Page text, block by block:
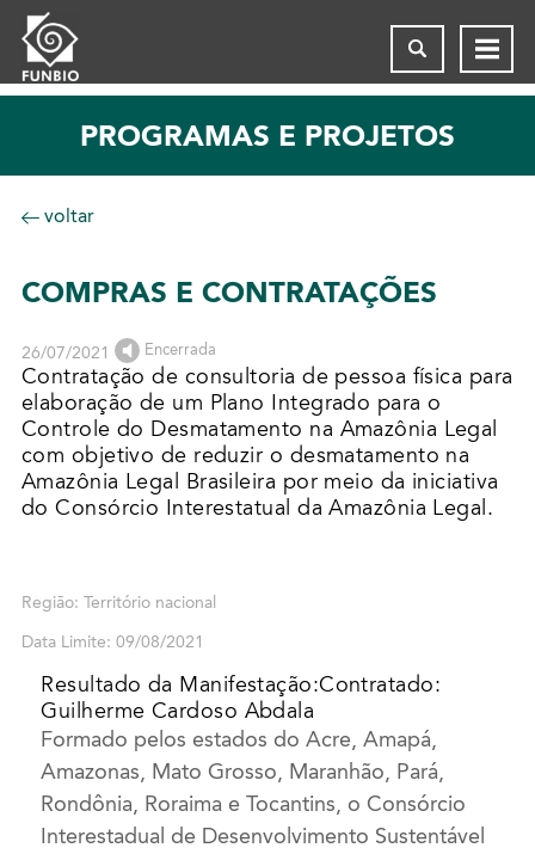
PROGRAMAS E PROJETOS
voltar
COMPRAS E CONTRATAÇÕES
26/07/2021 Encerrada
Contratação de consultoria de pessoa física para
elaboração de um Plano Integrado para o
Controle do Desmatamento na Amazônia Legal
com objetivo de reduzir o desmatamento na
Amazônia Legal Brasileira por meio da iniciativa
do Consórcio Interestatual da Amazônia Legal.
Região: Território nacional
Data Limite: 09/08/2021
Resultado da Manifestação:Contratado:
Guilherme Cardoso Abdala
Formado pelos estados do Acre, Amapá,
Amazonas, Mato Grosso, Maranhão, Pará,
Rondônia, Roraima e Tocantins, o Consórcio
Interestadual de Desenvolvimento Sustentável